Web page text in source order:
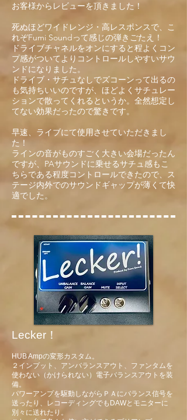
お客様からレビューを頂きました！
死ぬほどワイドレンジ・高レスポンスで、こ
れぞFumi Soundって感じの弾きごたえ！
ドライブチャネルをオンにすると程よくコン
プ感がついてよりコントロールしやすいサウ
ンドになりました。
ドライブ・サチュなしでズコーンって出るの
も気持ちいいのですが、ほどよくサチュレー
ションで散ってくれるというか。全然想定し
てない効果だったので驚きです。
早速、ライブにて使用させていただきまし
た！
ラインの音がものすごく大きい会場だったん
ですが、PAサウンドに乗せるサチュ感もこ
ちらである程度コントロールできたので、ス
テージ内外でのサウンドギャップが薄くて快
適でした。
Lecker！
HUB Ampの変形カスタム。
２インプット、アンバランスアウト、ファンタムを
使わない（かけられない）電子バランスアウトを装
備。
パワーアンプを駆動しながらＰＡにバランス信号を
送ったり、レコーディングでもDAWとモニターに
別々に送れたり。